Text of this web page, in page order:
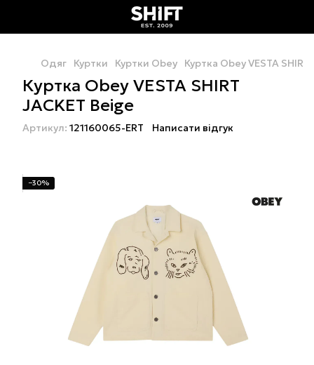
Одяг Куртки Куртки Obey Куртка Obey VESTA
Куртка Obey VESTA SHIRT
JACKET Beige
Артикул: 121160065-ERT Написати відгук
−30%